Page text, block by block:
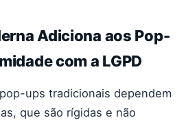
Adiciona aos Pop-
com a LGPD
ups tradicionais dependem
que são rígidas e não